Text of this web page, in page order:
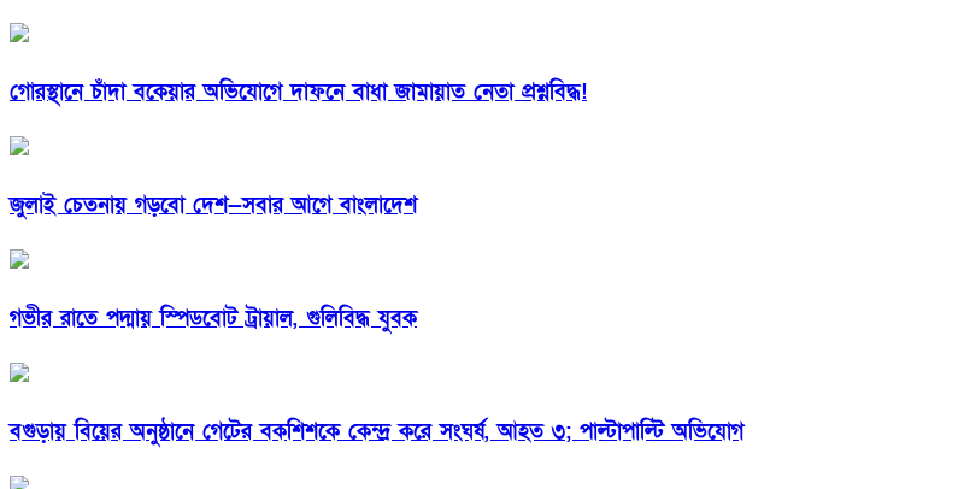
গোরস্থানে চাঁদা বকেয়ার অভিযোগে দাফনে বাধা জামায়াত নেতা প্রশ্নবিদ্ধ!
জুলাই চেতনায় গড়বো দেশ—সবার আগে বাংলাদেশ
গভীর রাতে পদ্মায় স্পিডবোট ট্রায়াল, গুলিবিদ্ধ যুবক
বগুড়ায় বিয়ের অনুষ্ঠানে গেটের বকশিশকে কেন্দ্র করে সংঘর্ষ, আহত ৩; পাল্টাপাল্টি অভিযোগ